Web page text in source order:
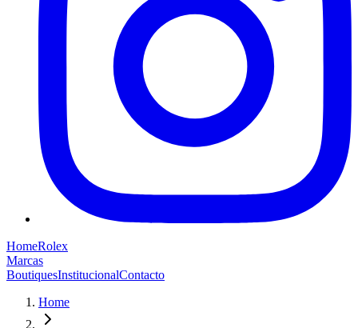
HomeRolex
Marcas
BoutiquesInstitucionalContacto
Home